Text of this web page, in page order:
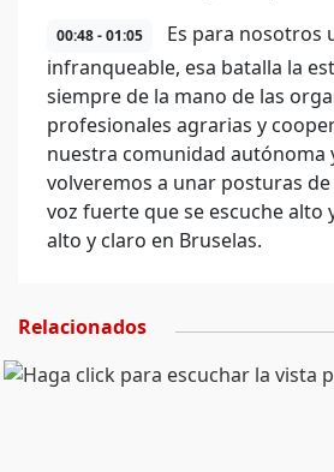
00:48 - 01:05
Es para nosotros
infranqueable, esa batalla la
siempre de la mano de las
profesionales agrarias y
nuestra comunidad autónoma
volveremos a unar posturas
voz fuerte que se escuche alto
alto y claro en Bruselas.
Relacionados